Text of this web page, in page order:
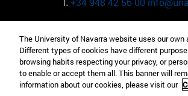
Camino del Cerro Águila 3
Madrid España
T.+34 912 11 30 00
The University of Navarra website uses our
Different types of cookies have different
browsing habits respecting your privacy, or
to enable or accept them all. This banner will
information about our cookies, please visit our